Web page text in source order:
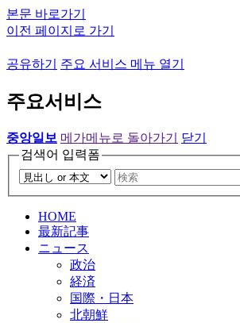
본문 바로가기
이전 페이지로 가기
공유하기 주요 서비스 메뉴 열기
주요서비스
중앙일보 메가메뉴로 돌아가기
닫기
검색어 입력폼
HOME
最新記事
ニュース
政治
経済
国際・日本
北朝鮮